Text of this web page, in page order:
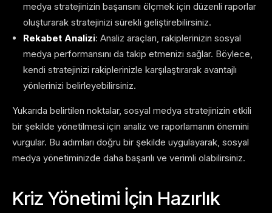
medya stratejinizin başarısını ölçmek için düzenli raporlar
oluşturarak stratejinizi sürekli geliştirebilirsiniz.
Rekabet Analizi: Analiz araçları, rakiplerinizin sosyal
medya performansını da takip etmenizi sağlar. Böylece,
kendi stratejinizi rakiplerinizle karşılaştırarak avantajlı
yönlerinizi belirleyebilirsiniz.
Yukarıda belirtilen noktalar, sosyal medya stratejinizin etkili
bir şekilde yönetilmesi için analiz ve raporlamanın önemini
vurgular. Bu adımları doğru bir şekilde uygulayarak, sosyal
medya yönetiminizde daha başarılı ve verimli olabilirsiniz.
Kriz Yönetimi İçin Hazırlık